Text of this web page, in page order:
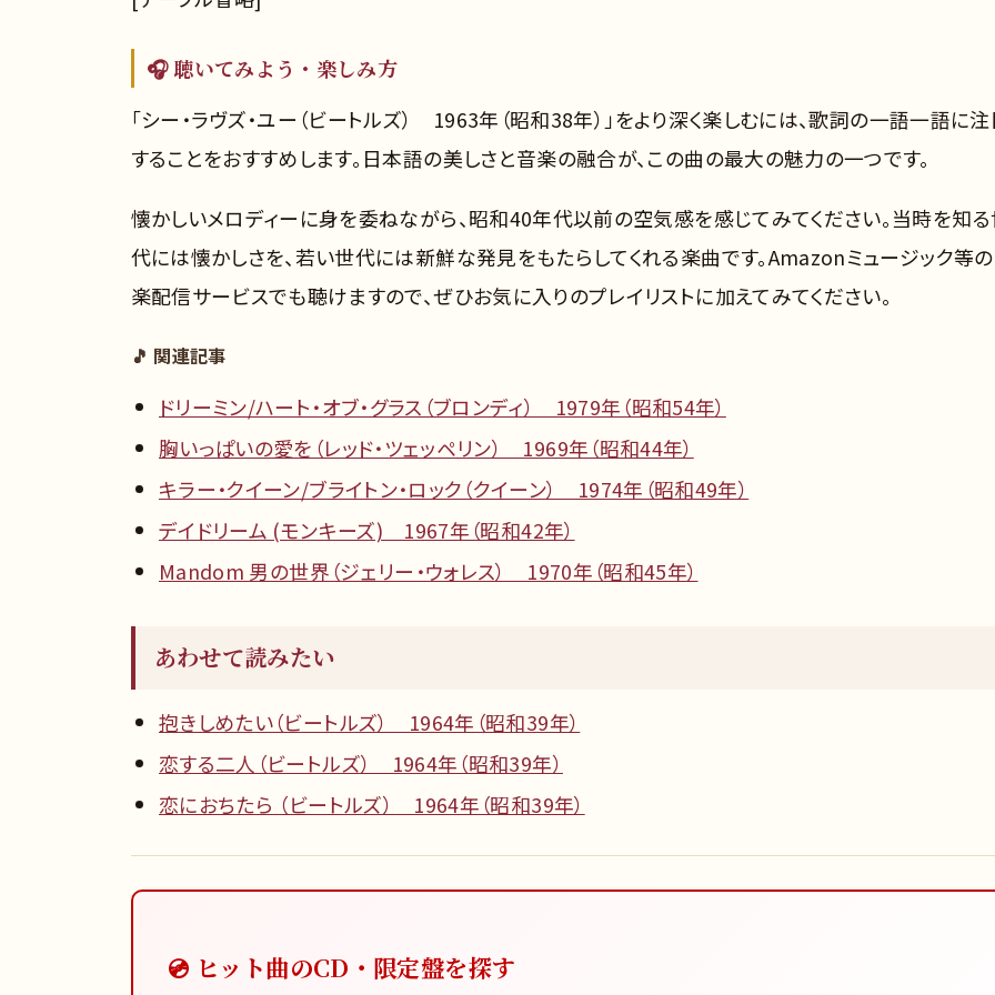
🎧 聴いてみよう・楽しみ方
「シー・ラヴズ・ユー（ビートルズ） 1963年（昭和38年）」をより深く楽しむには、歌詞の一語一語に注
することをおすすめします。日本語の美しさと音楽の融合が、この曲の最大の魅力の一つです。
懐かしいメロディーに身を委ねながら、昭和40年代以前の空気感を感じてみてください。当時を知
代には懐かしさを、若い世代には新鮮な発見をもたらしてくれる楽曲です。Amazonミュージック等
楽配信サービスでも聴けますので、ぜひお気に入りのプレイリストに加えてみてください。
🎵 関連記事
ドリーミン/ハート・オブ・グラス（ブロンディ） 1979年（昭和54年）
胸いっぱいの愛を（レッド・ツェッペリン） 1969年（昭和44年）
キラー・クイーン/ブライトン・ロック（クイーン） 1974年（昭和49年）
デイドリーム (モンキーズ) 1967年（昭和42年）
Mandom 男の世界（ジェリー・ウォレス） 1970年（昭和45年）
あわせて読みたい
抱きしめたい（ビートルズ） 1964年（昭和39年）
恋する二人（ビートルズ） 1964年（昭和39年）
恋におちたら （ビートルズ） 1964年（昭和39年）
💿 ヒット曲のCD・限定盤を探す